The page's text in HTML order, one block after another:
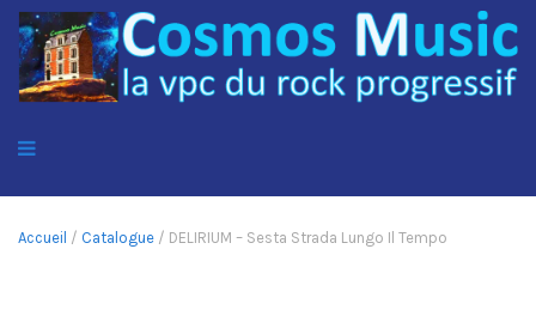
Accueil / Catalogue / DELIRIUM – Sesta Strada Lungo Il Tempo